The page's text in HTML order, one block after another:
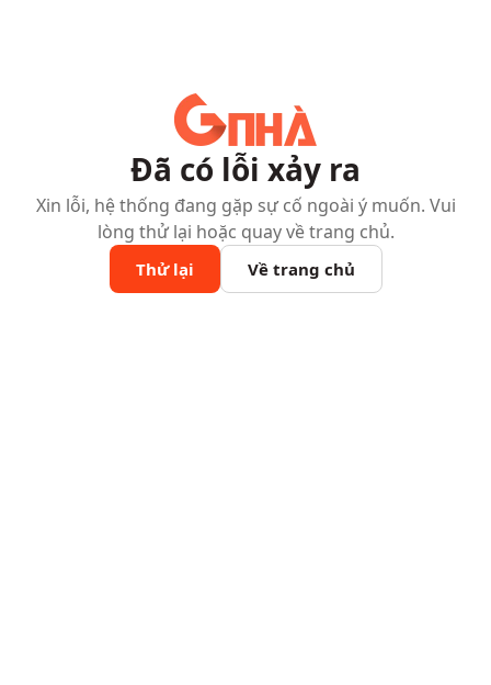
Đã có lỗi xảy ra
Xin lỗi, hệ thống đang gặp sự cố ngoài ý muốn. Vui
lòng thử lại hoặc quay về trang chủ.
Thử lại Về trang chủ